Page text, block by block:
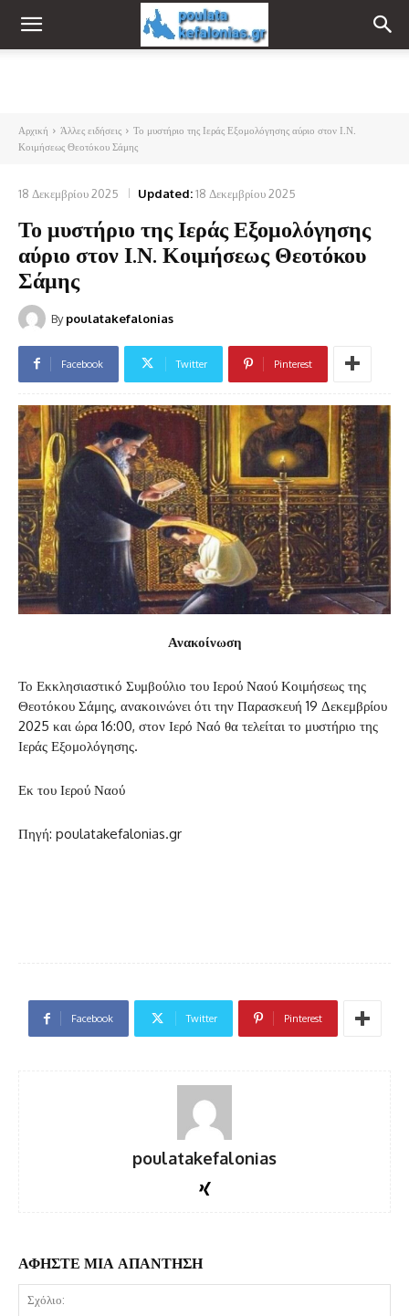
Αρχική Άλλες ειδήσεις
Το μυστήριο της Ιεράς Εξομολόγησης αύριο στον Ι.Ν.
Κοιμήσεως Θεοτόκου Σάμης
18 Δεκεμβρίου 2025 Updated:18 Δεκεμβρίου 2025
Το μυστήριο της Ιεράς Εξομολόγησης
αύριο στον Ι.Ν. Κοιμήσεως Θεοτόκου
Σάμης
By poulatakefalonias
Facebook Twitter Pinterest
Ανακοίνωση
Το Εκκλησιαστικό Συμβούλιο του Ιερού Ναού Κοιμήσεως της
Θεοτόκου Σάμης, ανακοινώνει ότι την Παρασκευή 19 Δεκεμβρίου
2025 και ώρα 16:00, στον Ιερό Ναό θα τελείται το μυστήριο της
Ιεράς Εξομολόγησης.
Εκ του Ιερού Ναού
Πηγή: poulatakefalonias.gr
Facebook Twitter Pinterest
poulatakefalonias
ΑΦΗΣΤΕ ΜΙΑ ΑΠΑΝΤΗΣΗ